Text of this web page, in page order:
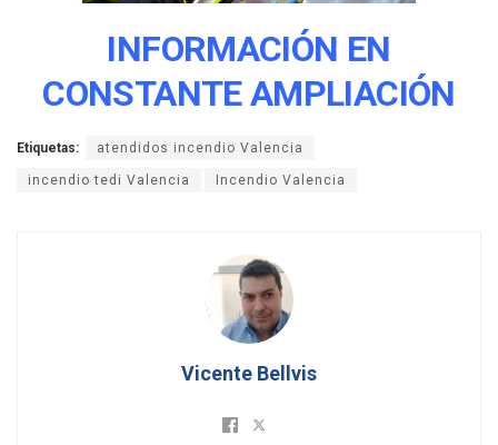
INFORMACIÓN EN
CONSTANTE AMPLIACIÓN
Etiquetas: atendidos incendio Valencia
incendio tedi Valencia Incendio Valencia
Vicente Bellvis